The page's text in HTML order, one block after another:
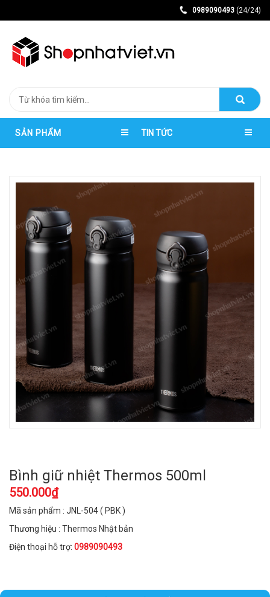
0989090493 (24/24)
SẢN PHẨM TIN TỨC
Bình giữ nhiệt Thermos 500ml
550.000₫
Mã sản phẩm : JNL-504 ( PBK )
Thương hiệu : Thermos Nhật bản
Điện thoại hỗ trợ: 0989090493